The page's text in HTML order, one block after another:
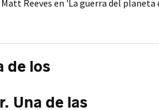
Reeves en 'La guerra del planeta
de los
Una de las